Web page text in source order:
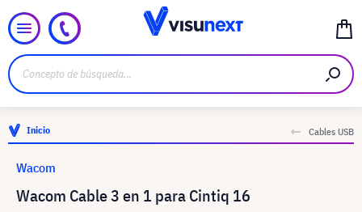
Inicio Cables USB
Wacom Cable 3 en 1 para Cintiq 16
Wacom